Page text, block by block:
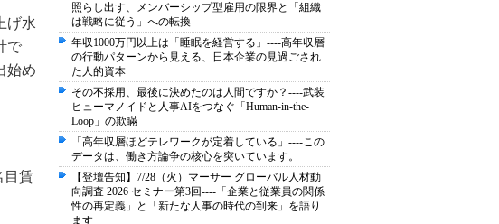
げ水
で
始め
目賃
照らし出す、メンバーシップ型雇用の限界と「組織
は戦略に従う」への転換
年収1000万円以上は「睡眠を経営する」----高年収層
の行動パターンから見える、日本企業の見過ごされ
た人的資本
その不採用、最後に決めたのは人間ですか？----武装
ヒューマノイドと人事AIをつなぐ「Human-in-the-
Loop」の欺瞞
「高年収層ほどテレワークが定着している」----この
データは、働き方論争の核心を突いています。
【登壇告知】7/28（火）マーサー グローバル人材動
向調査 2026 セミナー第3回----「企業と従業員の関係
性の再定義」と「新たな人事の時代の到来」を語り
ます